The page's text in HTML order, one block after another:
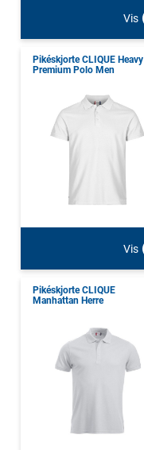
Vis
Pikéskjorte CLIQUE Heavy
Premium Polo Men
Vis
Pikéskjorte CLIQUE
Manhattan Herre